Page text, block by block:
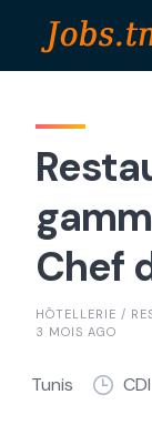
Chef
HÔTELLERIE /
3 MOIS AGO
Tunis CDI